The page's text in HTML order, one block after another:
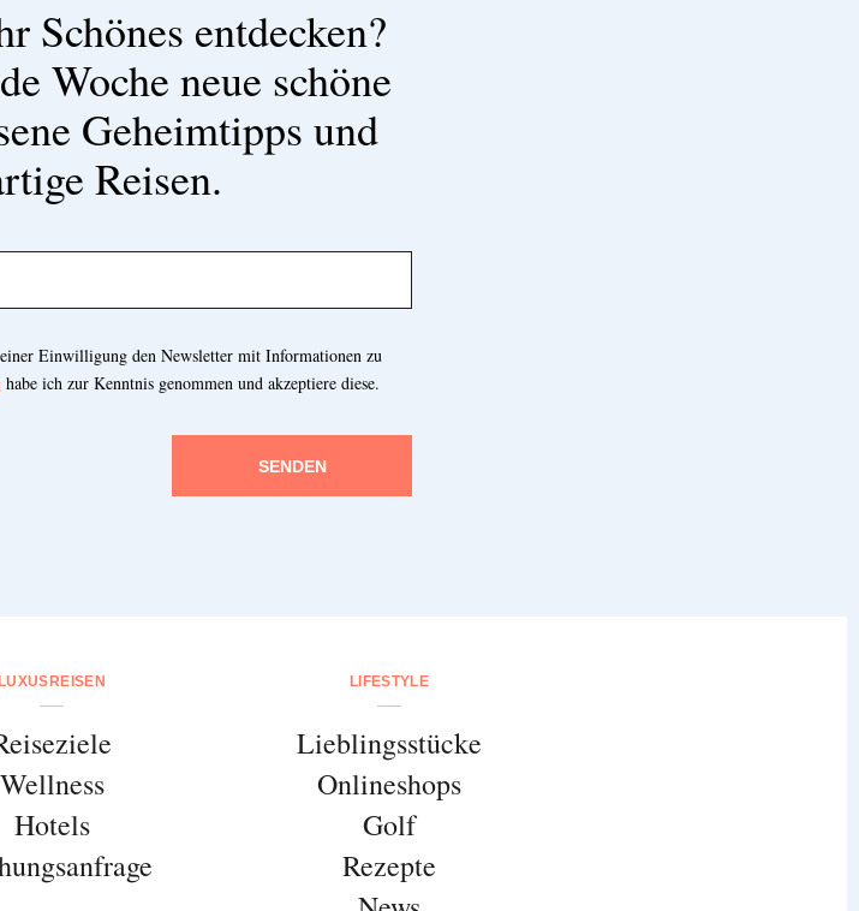
Schönes entdecken?
Woche neue schöne
Geheimtipps und
Reisen.
Einwilligung den Newsletter mit Informationen zu
habe ich zur Kenntnis genommen und akzeptiere diese.
SENDEN
LUXUSREISEN
Wellness
Hotels
LIFESTYLE
Lieblingsstücke
Onlineshops
Golf
Rezepte